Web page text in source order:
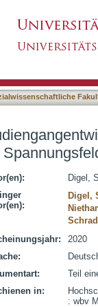
Digel,
Digel,
2020
Teil
in:
: wbv